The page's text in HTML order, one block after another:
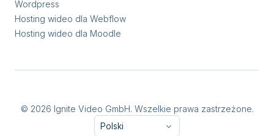
Wordpress
Hosting wideo dla Webflow
Hosting wideo dla Moodle
© 2026 Ignite Video GmbH. Wszelkie prawa zastrzeżone.
Polski